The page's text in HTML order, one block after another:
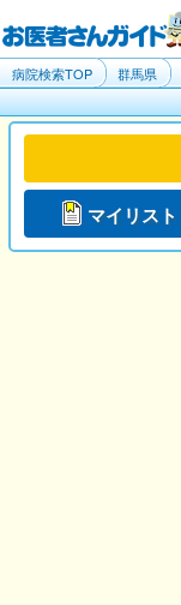
病院検索TOP 群馬県
マイリスト